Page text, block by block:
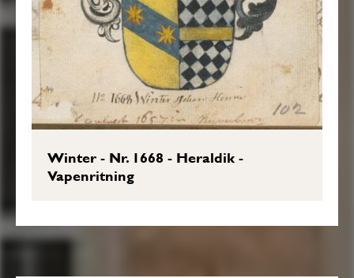
Winter - Nr. 1668 - Heraldik -
Vapenritning